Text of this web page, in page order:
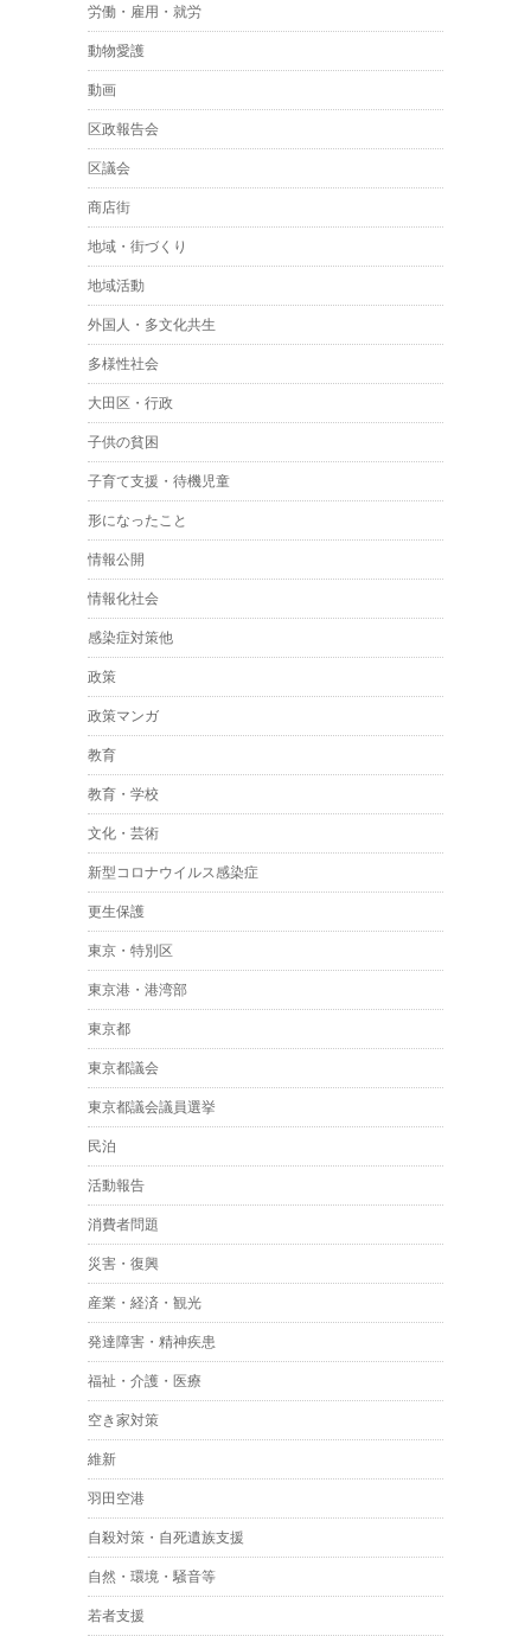
労働・雇用・就労
動物愛護
動画
区政報告会
区議会
商店街
地域・街づくり
地域活動
外国人・多文化共生
多様性社会
大田区・行政
子供の貧困
子育て支援・待機児童
形になったこと
情報公開
情報化社会
感染症対策他
政策
政策マンガ
教育
教育・学校
文化・芸術
新型コロナウイルス感染症
更生保護
東京・特別区
東京港・港湾部
東京都
東京都議会
東京都議会議員選挙
民泊
活動報告
消費者問題
災害・復興
産業・経済・観光
発達障害・精神疾患
福祉・介護・医療
空き家対策
維新
羽田空港
自殺対策・自死遺族支援
自然・環境・騒音等
若者支援